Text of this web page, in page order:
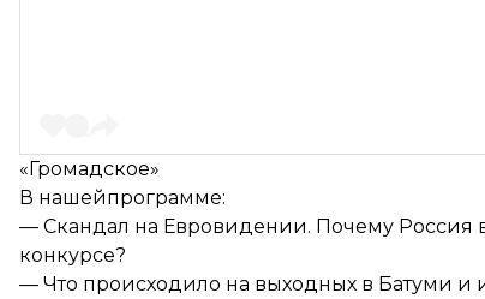
«Громадское»
В нашейпрограмме:
— Скандал на Евровидении. Почему
конкурсе?
— Что происходило на выходных в Батуми и